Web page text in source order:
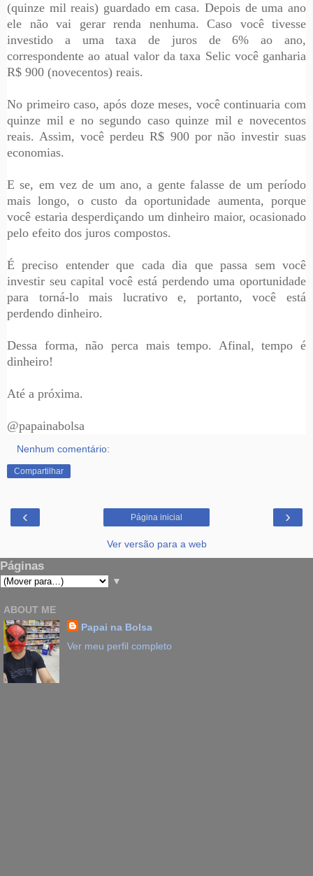
(quinze mil reais) guardado em casa. Depois de uma ano
ele não vai gerar renda nenhuma. Caso você tivesse
investido a uma taxa de juros de 6% ao ano,
correspondente ao atual valor da taxa Selic você ganharia
R$ 900 (novecentos) reais.
No primeiro caso, após doze meses, você continuaria com
quinze mil e no segundo caso quinze mil e novecentos
reais. Assim, você perdeu R$ 900 por não investir suas
economias.
E se, em vez de um ano, a gente falasse de um período
mais longo, o custo da oportunidade aumenta, porque
você estaria desperdiçando um dinheiro maior, ocasionado
pelo efeito dos juros compostos.
É preciso entender que cada dia que passa sem você
investir seu capital você está perdendo uma oportunidade
para torná-lo mais lucrativo e, portanto, você está
perdendo dinheiro.
Dessa forma, não perca mais tempo. Afinal, tempo é
dinheiro!
Até a próxima.
@papainabolsa
Nenhum comentário:
Compartilhar
‹ ›
Página inicial
Ver versão para a web
Páginas
▼
ABOUT ME
Papai na Bolsa
Ver meu perfil completo